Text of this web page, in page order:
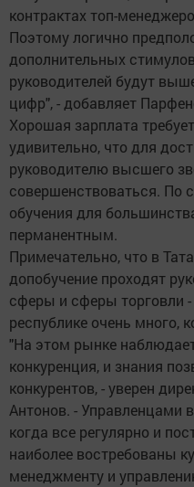
контрактах топ-
Поэтому логично
дополнительных
руководителей будут
цифр", - добавляет
Хорошая зарплата
удивительно, что для
руководителю высшего
совершенствоваться. По
обучения для
перманентным.
Примечательно, что в
допобучение проходят
сферы и сферы торговли -
республике очень много,
"На этом рынке
конкуренция, и знания
конкурентов, - уверен
Антонов. - Управленцами
когда все регулярно и
наиболее востребованы
менеджменту и